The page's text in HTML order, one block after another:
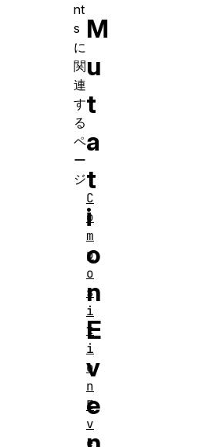
M
u
t
a
t
i
o
n
E
v
e
nt
s
に
関
連
す
る
ペ
ー
ジ
C
o
m
p
o
s
i
t
i
o
n
E
v
e